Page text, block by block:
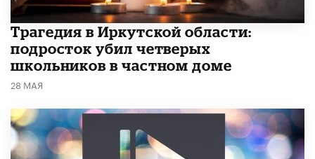
Трагедия в Иркутской области:
подросток убил четверых
школьников в частном доме
28 МАЯ